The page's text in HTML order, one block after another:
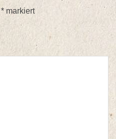
* markiert